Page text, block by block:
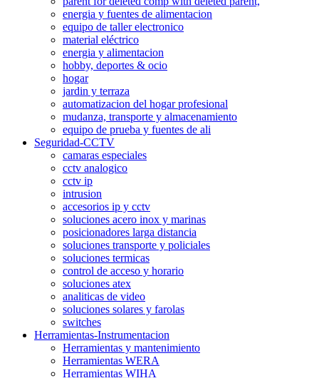
energia y fuentes de alimentacion
equipo de taller electronico
material eléctrico
energia y alimentacion
hobby, deportes & ocio
hogar
jardin y terraza
automatizacion del hogar profesional
mudanza, transporte y almacenamiento
equipo de prueba y fuentes de ali
Seguridad-CCTV
camaras especiales
cctv analogico
cctv ip
intrusion
accesorios ip y cctv
soluciones acero inox y marinas
posicionadores larga distancia
soluciones transporte y policiales
soluciones termicas
control de acceso y horario
soluciones atex
analiticas de video
soluciones solares y farolas
switches
Herramientas-Instrumentacion
Herramientas y mantenimiento
Herramientas WERA
Herramientas WIHA